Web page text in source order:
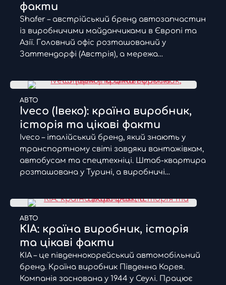
факти
Shafer – австрійський бренд автозапчастин
із виробничими майданчиками в Європі та
Азії. Головний офіс розташований у
Заттендорфі (Австрія), а мережа…
АВТО
Iveco (Івеко): країна виробник,
історія та цікаві факти
Iveco – італійський бренд, який знають у
транспортному світі завдяки вантажівкам,
автобусам та спецтехніці. Штаб-квартира
розташована у Турині, а виробничі…
АВТО
KIA: країна виробник, історія
та цікаві факти
KIA – це південнокорейський автомобільний
бренд. Країна виробник Південна Корея.
Компанія заснована у 1944 у Сеулі. Працює